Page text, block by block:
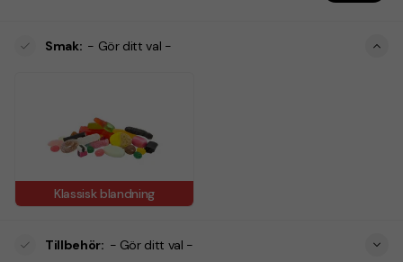
Smak: - Gör ditt val -
Klassisk blandning
Tillbehör: - Gör ditt val -